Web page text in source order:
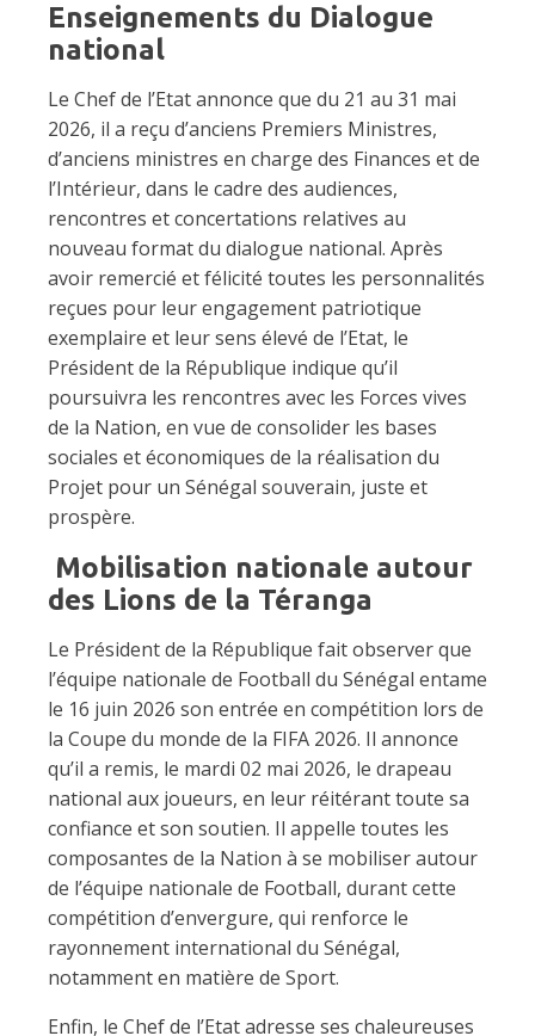
Enseignements du Dialogue
national
Le Chef de l’Etat annonce que du 21 au 31 mai
2026, il a reçu d’anciens Premiers Ministres,
d’anciens ministres en charge des Finances et de
l’Intérieur, dans le cadre des audiences,
rencontres et concertations relatives au
nouveau format du dialogue national. Après
avoir remercié et félicité toutes les personnalités
reçues pour leur engagement patriotique
exemplaire et leur sens élevé de l’Etat, le
Président de la République indique qu’il
poursuivra les rencontres avec les Forces vives
de la Nation, en vue de consolider les bases
sociales et économiques de la réalisation du
Projet pour un Sénégal souverain, juste et
prospère.
Mobilisation nationale autour
des Lions de la Téranga
Le Président de la République fait observer que
l’équipe nationale de Football du Sénégal entame
le 16 juin 2026 son entrée en compétition lors de
la Coupe du monde de la FIFA 2026. Il annonce
qu’il a remis, le mardi 02 mai 2026, le drapeau
national aux joueurs, en leur réitérant toute sa
confiance et son soutien. Il appelle toutes les
composantes de la Nation à se mobiliser autour
de l’équipe nationale de Football, durant cette
compétition d’envergure, qui renforce le
rayonnement international du Sénégal,
notamment en matière de Sport.
Enfin, le Chef de l’Etat adresse ses chaleureuses